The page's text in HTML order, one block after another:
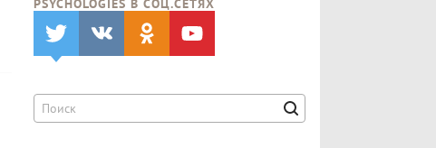
PSYCHOLOGIES В CОЦ.СЕТЯХ